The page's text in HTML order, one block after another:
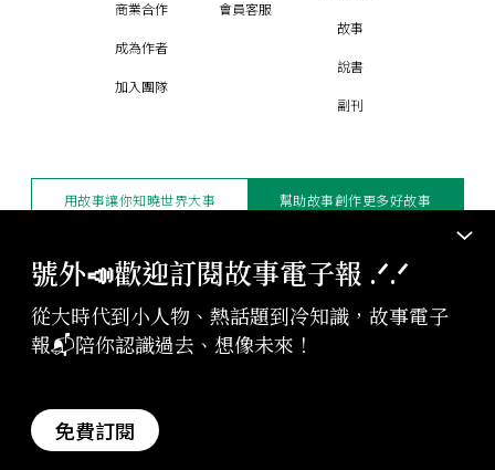
號外📣歡迎訂閱故事電子報 .ᐟ‪‪.ᐟ
從大時代到小人物、熱話題到冷知識，故事電子
報📬陪你認識過去、想像未來！
免費訂閱
商業合作
成為作者
加入團隊
會員客服
故事
說書
副刊
版權聲明與轉載規範
授權與合作：contact@storystudio.tw
StoryStudio Inc. All Rights Reserved.
用故事讓你知曉世界大事 幫助故事創作更多好故事